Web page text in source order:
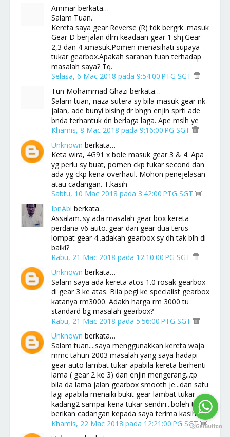
Ammar berkata…
Salam Tuan.
Kereta saya gear Reverse (R) tdk bergrk .masuk
Gear D berjalan dlm keadaan gear 1 shj.Gear
2,3 dan 4 xmasuk.Pomen menasihati supaya
tukar gearbox.Apakah saranan tuan terhadap
masalah saya? Tq.
Selasa, 6 Mac 2018 pada 9:54:00 PTG SGT
Tun Mohammad Ghazi berkata…
Salam tuan, naza sutera sy bila masuk gear nk
jalan, ade bunyi bising dr bhgn enjin sprti ade
bnda terhantuk dn berlaga laga. Ape mslh ye
Khamis, 8 Mac 2018 pada 9:16:00 PG SGT
Unknown berkata…
Keta wira, 4G91 x bole masuk gear 3 & 4. Apa
yg perlu sy buat, pomen ckp tukar second dan
ada yg ckp kena overhaul. Mohon penejelasan
atau cadangan. T.kasih
Sabtu, 10 Mac 2018 pada 3:42:00 PTG SGT
IbnAbi berkata…
Assalam..sy ada masalah gear box kereta
perdana v6 auto..gear dari gear dua terus
lompat gear 4..adakah gearbox sy dh tak blh di
baiki?
Rabu, 21 Mac 2018 pada 12:10:00 PG SGT
Unknown berkata…
Salam saya ada kereta atos 1.0 rosak gearbox
di gear 3 ke atas. Bila pegi ke specialist gearbox
katanya rm3000. Adakh harga rm 3000 tu
standard bg masalah gearbox?
Rabu, 21 Mac 2018 pada 5:56:00 PTG SGT
Unknown berkata…
Salam tuan....saya menggunakkan kereta waja
mmc tahun 2003 masalah yang saya hadapi
gear auto lambat tukar apabila kereta berhenti
lama ( gear 2 ke 3) dan enjin mengerang...tp
bila da lama jalan gearbox smooth je...dan satu
lagi apabila menaiki bukit gear lambat tukar
kadang2 sampai kena tukar sendiri...boleh tuan
berikan cadangan kepada saya terima kasih
Khamis, 22 Mac 2018 pada 12:21:00 PG SGT